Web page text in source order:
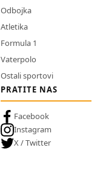
Odbojka
Atletika
Formula 1
Vaterpolo
Ostali sportovi
PRATITE NAS
Facebook
Instagram
X / Twitter